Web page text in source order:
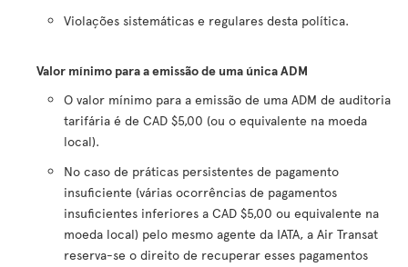
Violações sistemáticas e regulares desta política.
Valor mínimo para a emissão de uma única ADM
O valor mínimo para a emissão de uma ADM de auditoria
tarifária é de CAD $5,00 (ou o equivalente na moeda
local).
No caso de práticas persistentes de pagamento
insuficiente (várias ocorrências de pagamentos
insuficientes inferiores a CAD $5,00 ou equivalente na
moeda local) pelo mesmo agente da IATA, a Air Transat
reserva-se o direito de recuperar esses pagamentos